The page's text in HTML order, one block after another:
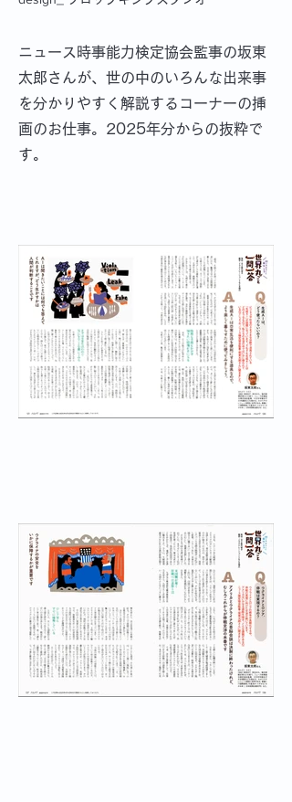
ニュース時事能力検定協会監事の坂東
太郎さんが、世の中のいろんな出来事
を分かりやすく解説するコーナーの挿
画のお仕事。2025年分からの抜粋で
す。